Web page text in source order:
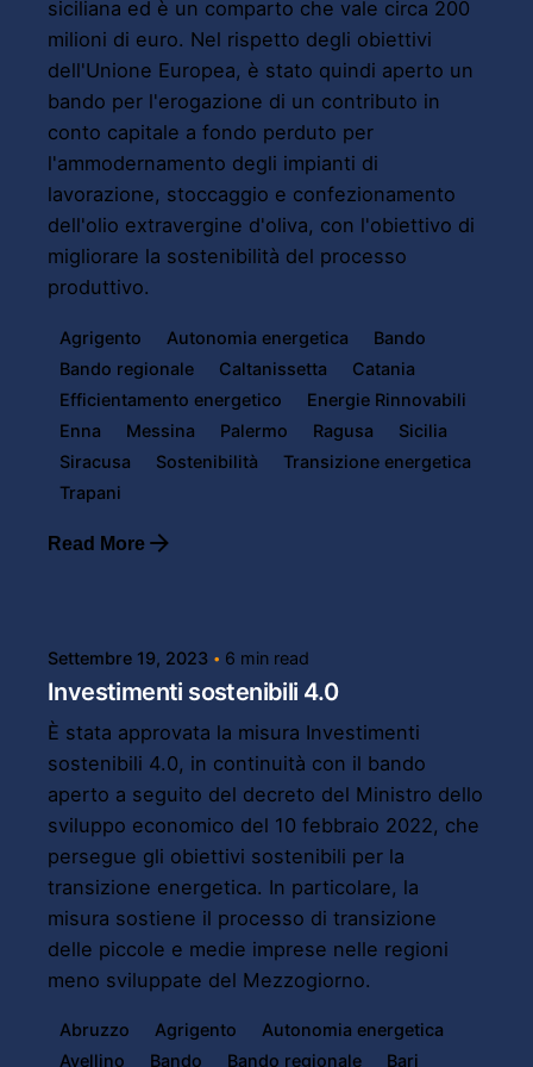
siciliana ed è un comparto che vale circa 200
milioni di euro. Nel rispetto degli obiettivi
dell'Unione Europea, è stato quindi aperto un
bando per l'erogazione di un contributo in
conto capitale a fondo perduto per
l'ammodernamento degli impianti di
lavorazione, stoccaggio e confezionamento
dell'olio extravergine d'oliva, con l'obiettivo di
migliorare la sostenibilità del processo
produttivo.
Agrigento Autonomia energetica
Bando
Bando regionale
Caltanissetta
Catania
Efficientamento energetico
Energie Rinnovabili
Enna
Messina Palermo Ragusa
Sicilia
Siracusa
Sostenibilità
Transizione energetica
Trapani
Read More
Settembre 19, 2023 6 min read
Investimenti sostenibili 4.0
È stata approvata la misura Investimenti
sostenibili 4.0, in continuità con il bando
aperto a seguito del decreto del Ministro dello
sviluppo economico del 10 febbraio 2022, che
persegue gli obiettivi sostenibili per la
transizione energetica. In particolare, la
misura sostiene il processo di transizione
delle piccole e medie imprese nelle regioni
meno sviluppate del Mezzogiorno.
Abruzzo Agrigento
Autonomia energetica
Avellino
Bando Bando regionale Bari